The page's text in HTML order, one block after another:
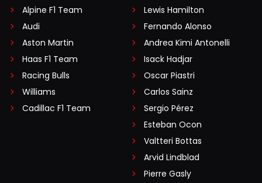
Alpine F1 Team
Audi
Aston Martin
Haas F1 Team
Racing Bulls
Williams
Cadillac F1 Team
Lewis Hamilton
Fernando Alonso
Andrea Kimi Antonelli
Isack Hadjar
Oscar Piastri
Carlos Sainz
Sergio Pérez
Esteban Ocon
Valtteri Bottas
Arvid Lindblad
Pierre Gasly